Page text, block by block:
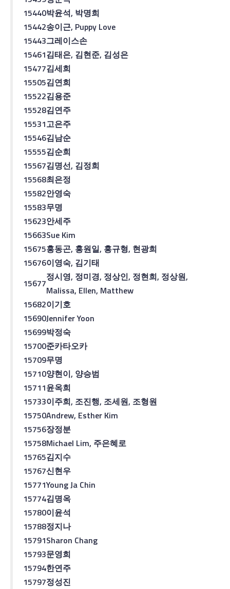
15440박윤석, 박명희
15442송이근, Puppy Love
15443그레이스손
15461김태은, 김현준, 김성은
15477김세희
15505김연희
15522김용준
15528김연주
15531고은주
15546김남순
15555김순희
15567김명선, 김정희
15568최은정
15582안영숙
15583무명
15623안세주
15663Sue Kim
15675홍동곤, 홍원일, 홍규형, 현광희
15676이영숙, 김기태
15677
정시영, 정미경, 정상인, 정현희, 정상원,
Malissa, Ellen, Matthew
15682이기호
15690Jennifer Yoon
15699박정숙
15700준카타오카
15709무명
15710양현이, 양승범
15711윤옥희
15733이주희, 조진행, 조세원, 조형원
15750Andrew, Esther Kim
15756장정분
15758Michael Lim, 주은혜로
15765김지수
15767신현우
15771Young Ja Chin
15774김명옥
15780이윤석
15788정지나
15791Sharon Chang
15793문영희
15794한연주
15797정성진